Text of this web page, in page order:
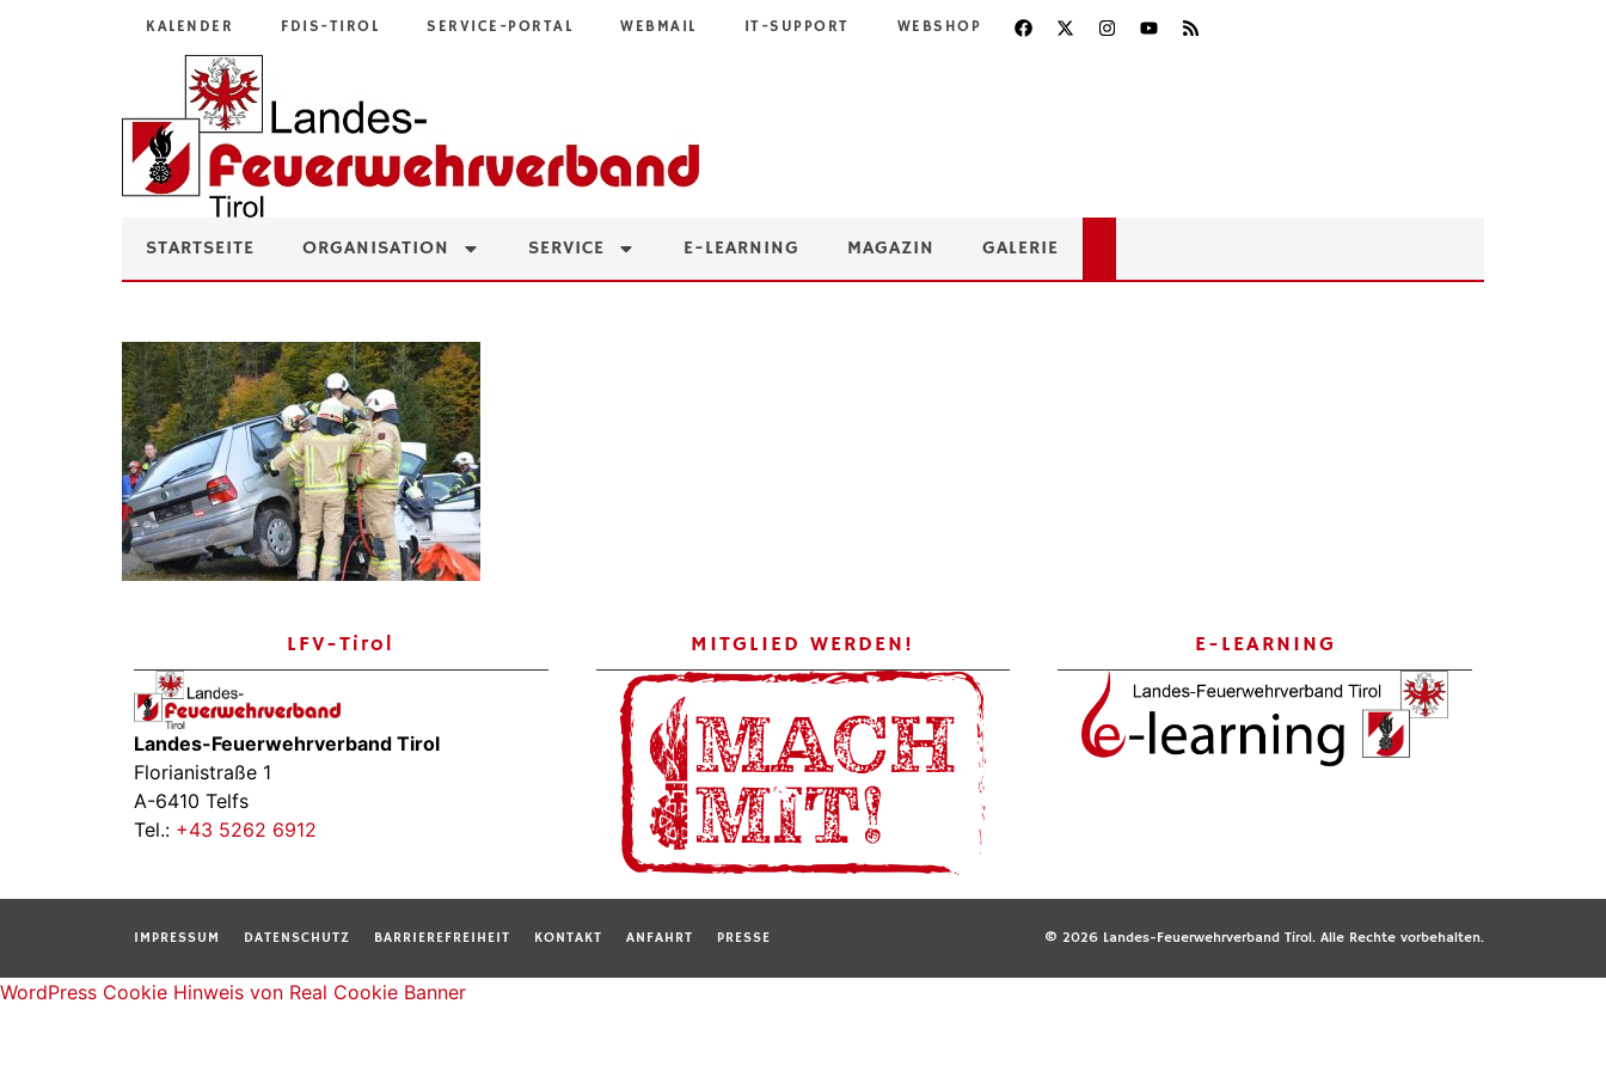
KALENDER FDIS-TIROL SERVICE-PORTAL WEBMAIL IT-SUPPORT WEBSHOP
STARTSEITE ORGANISATION SERVICE E-LEARNING MAGAZIN GALERIE
LFV-Tirol
Landes-Feuerwehrverband Tirol
Florianistraße 1
A-6410 Telfs
Tel.: +43 5262 6912
MITGLIED WERDEN! E-LEARNING
IMPRESSUM DATENSCHUTZ BARRIEREFREIHEIT KONTAKT ANFAHRT PRESSE © 2026 Landes-Feuerwehrverband Tirol. Alle Rechte vorbehalten.
WordPress Cookie Hinweis von Real Cookie Banner